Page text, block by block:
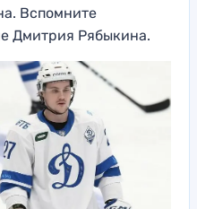
Вспомните
Дмитрия Рябыкина.